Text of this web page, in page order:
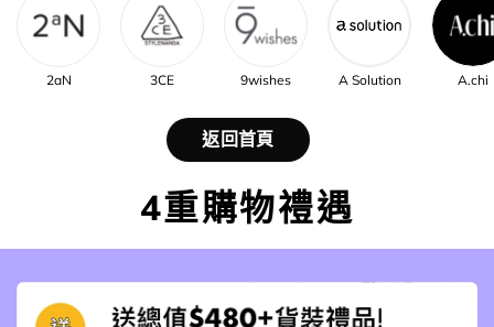
2aN 3CE 9wishes A Solution A.chi
返回首頁
4重購物禮遇